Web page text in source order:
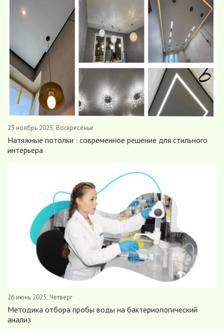
-- Люблю давать советы и очень не люблю, когда их дают мне.
23 ноябрь 2025, Воскресенье
Натяжные потолки : современное решение для стильного
интерьера
26 июнь 2025, Четверг
Методика отбора пробы воды на бактериологический
анализ